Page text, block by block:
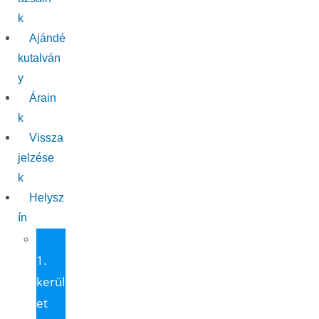
k
Ajándé
kutalván
y
Árain
k
Vissza
jelzése
k
Helysz
ín
1.
kerül
et